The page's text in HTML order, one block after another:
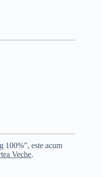
100%”, este acum
Veche.